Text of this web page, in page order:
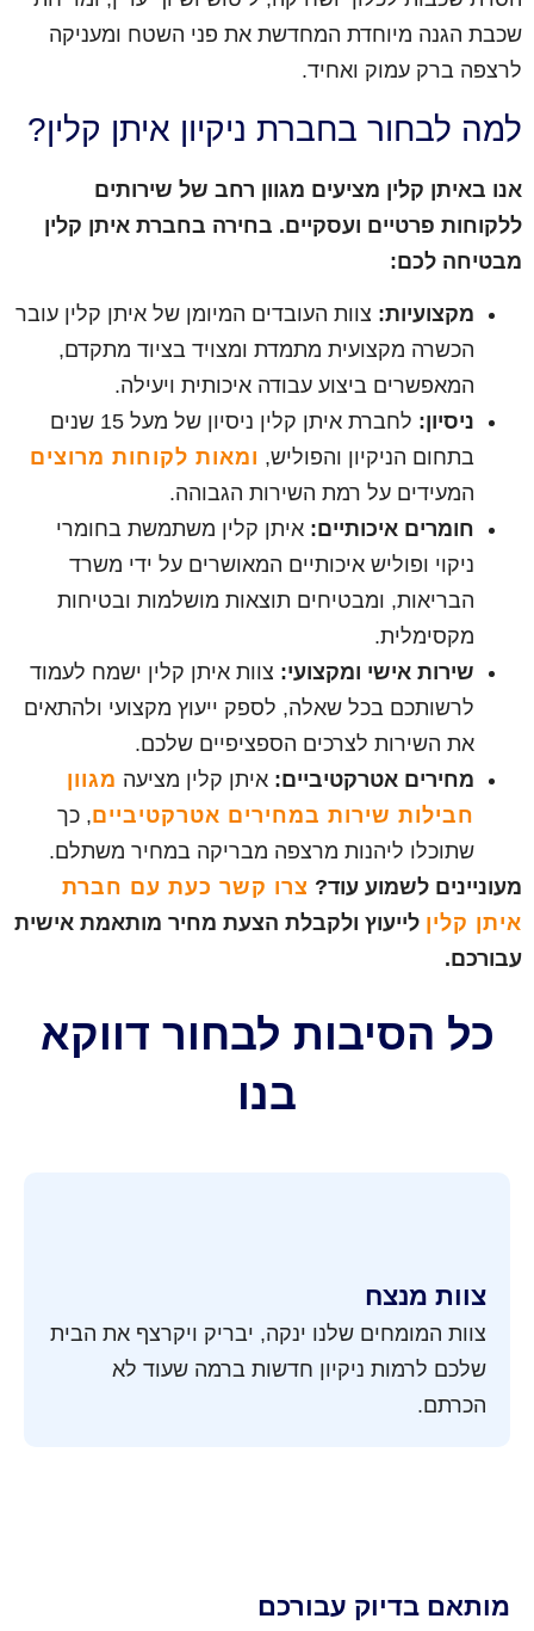
שכבת הגנה מיוחדת המחדשת את פני השטח ומעניקה
לרצפה ברק עמוק ואחיד.
למה לבחור בחברת ניקיון איתן קלין?
אנו באיתן קלין מציעים מגוון רחב של שירותים
ללקוחות פרטיים ועסקיים. בחירה בחברת איתן קלין
מבטיחה לכם:
מקצועיות: צוות העובדים המיומן של איתן קלין עובר
הכשרה מקצועית מתמדת ומצויד בציוד מתקדם,
המאפשרים ביצוע עבודה איכותית ויעילה.
ניסיון:
לחברת איתן קלין ניסיון של מעל 15 שנים
בתחום הניקיון והפוליש, ומאות לקוחות מרוצים
המעידים על רמת השירות הגבוהה.
חומרים איכותיים: איתן קלין משתמשת בחומרי
ניקוי ופוליש איכותיים המאושרים על ידי משרד
הבריאות, ומבטיחים תוצאות מושלמות ובטיחות
מקסימלית.
שירות אישי ומקצועי: צוות איתן קלין ישמח לעמוד
לרשותכם בכל שאלה, לספק ייעוץ מקצועי ולהתאים
את השירות לצרכים הספציפיים שלכם.
מחירים אטרקטיביים: איתן קלין מציעה מגוון
חבילות שירות במחירים אטרקטיביים, כך
שתוכלו ליהנות מרצפה מבריקה במחיר משתלם.
מעוניינים לשמוע עוד? צרו קשר כעת עם חברת
איתן קלין לייעוץ ולקבלת הצעת מחיר מותאמת אישית
עבורכם.
כל הסיבות לבחור דווקא
בנו
צוות מנצח
צוות המומחים שלנו ינקה, יבריק ויקרצף את הבית
שלכם לרמות ניקיון חדשות ברמה שעוד לא
הכרתם.
מותאם בדיוק עבורכם